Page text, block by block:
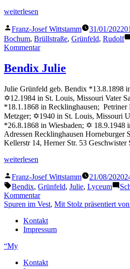
„Grünfeld
weiterlesen
Veröffentlicht
von
Franz-Josef Wittstamm 31/01/2022
Bochum, Brüllstraße, Grünfeld, Rudolf
Kommentarzu
Rudolf
Bendix Julie
Julie Grünfeld geb. Bendix *13.8.1898
✡12.1984 in St. Louis, Missouri Vater
*18.1.1868 in Recklinghausen;
Metzger; ✡1940 in St. Louis, Missouri
*26.8.1868 in Wiesbaden; ✡ 18.9.1948
Adressen Recklinghausen Horneburger
Kellerstr 14, Herner Str. 53
„Bendix
weiterlesen
Veröffentlicht
von
Franz-Josef Wittstamm 21/08/2020
Schlagwörter:
Bendix, Grünfeld, Julie, Lyceum
Kommentarzu
Bendix
Spuren im Vest, Mit Stolz präsentiert
Kontakt
Impressum
“My
Kontakt